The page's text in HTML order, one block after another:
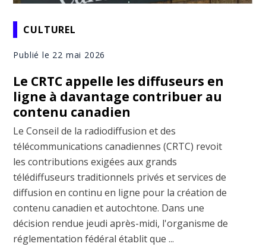
CULTUREL
Publié le 22 mai 2026
Le CRTC appelle les diffuseurs en
ligne à davantage contribuer au
contenu canadien
Le Conseil de la radiodiffusion et des
télécommunications canadiennes (CRTC) revoit
les contributions exigées aux grands
télédiffuseurs traditionnels privés et services de
diffusion en continu en ligne pour la création de
contenu canadien et autochtone. Dans une
décision rendue jeudi après-midi, l'organisme de
réglementation fédéral établit que ...